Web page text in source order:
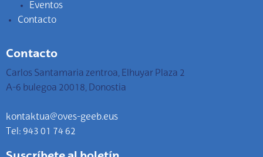
Eventos
Contacto
Contacto
Carlos Santamaria zentroa, Elhuyar Plaza 2
A-6 bulegoa 20018, Donostia
kontaktua@oves-geeb.eus
Tel: 943 01 74 62